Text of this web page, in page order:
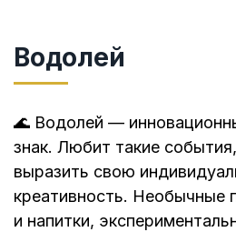
Водолей
🌊 Водолей —
знак. Любит такие
выразить свою
креативность. Необычные
и напитки,